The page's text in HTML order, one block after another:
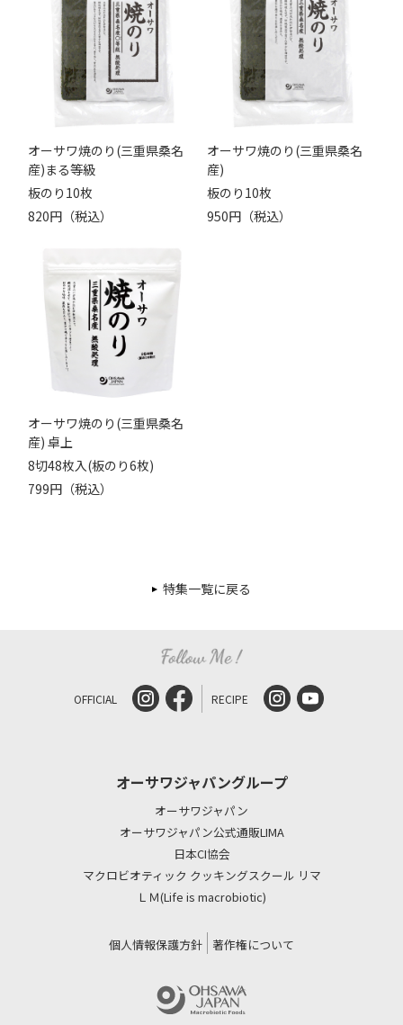
オーサワ焼のり(三重県桑名
産)まる等級
板のり10枚
820円（税込）
オーサワ焼のり(三重県桑名
産)
板のり10枚
950円（税込）
オーサワ焼のり(三重県桑名
産) 卓上
8切48枚入(板のり6枚)
799円（税込）
特集一覧に戻る
OFFICIAL RECIPE
オーサワジャパングループ
オーサワジャパン
オーサワジャパン公式通販LIMA
日本CI協会
マクロビオティック クッキングスクール リマ
ＬＭ(Life is macrobiotic)
個人情報保護方針 著作権について